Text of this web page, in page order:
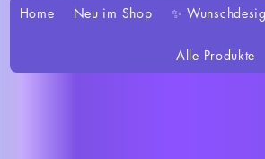
Home Neu im Shop ✨
Alle Produkte